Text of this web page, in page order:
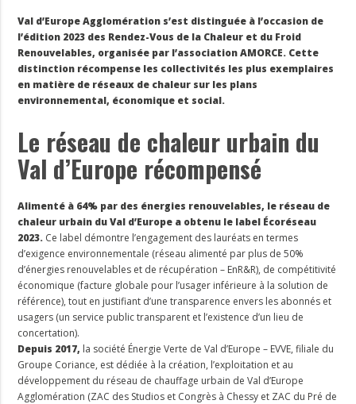
Val d’Europe Agglomération s’est distinguée à l’occasion de
l’édition 2023 des Rendez-Vous de la Chaleur et du Froid
Renouvelables, organisée par l’association AMORCE. Cette
distinction récompense les collectivités les plus exemplaires
en matière de réseaux de chaleur sur les plans
environnemental, économique et social.
Le réseau de chaleur urbain du
Val d’Europe récompensé
Alimenté à 64% par des énergies renouvelables, le réseau de
chaleur urbain du Val d’Europe a obtenu le label Écoréseau
2023. Ce label démontre l’engagement des lauréats en termes
d’exigence environnementale (réseau alimenté par plus de 50%
d’énergies renouvelables et de récupération – EnR&R), de compétitivité
économique (facture globale pour l’usager inférieure à la solution de
référence), tout en justifiant d’une transparence envers les abonnés et
usagers (un service public transparent et l’existence d’un lieu de
concertation).
Depuis 2017, la société Énergie Verte de Val d’Europe – EVVE, filiale du
Groupe Coriance, est dédiée à la création, l’exploitation et au
développement du réseau de chauffage urbain de Val d’Europe
Agglomération (ZAC des Studios et Congrès à Chessy et ZAC du Pré de